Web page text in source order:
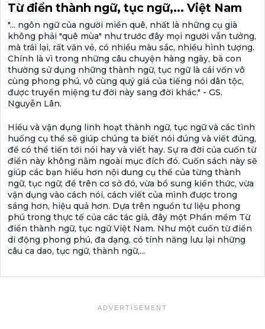
Từ điển thành ngữ, tục ngữ,... Việt Nam
"... ngôn ngữ của người miền quê, nhất là những cụ già
không phải "quê mùa" như trước đây mọi người vẫn tưởng,
mà trái lại, rất văn vẻ, có nhiều màu sắc, nhiều hình tượng.
Chính là vì trong những câu chuyện hàng ngày, bà con
thường sử dụng những thành ngữ, tục ngữ là cái vốn vô
cùng phong phú, vô cùng quý giá của tiếng nói dân tộc,
được truyền miệng tư đời này sang đời khác." - GS.
Nguyễn Lân.
Hiểu và vận dụng linh hoạt thành ngữ, tục ngữ và các tình
huống cụ thể sẽ giúp chúng ta biết nói đúng và viết đúng,
để có thể tiến tới nói hay và viết hay. Sự ra đời của cuốn từ
điển này không nằm ngoài mục đích đó. Cuốn sách này sẽ
giúp các bạn hiểu hơn nội dung cụ thể của từng thành
ngữ, tục ngữ; để trên cơ sở đó, vừa bổ sung kiến thức, vừa
vận dụng vào cách nói, cách viết của mình được trong
sáng hơn, hiệu quả hơn. Dựa trên nguồn tư liệu phong
phú trong thực tế của các tác giả, đây một Phần mềm Từ
điển thành ngữ, tục ngữ Việt Nam. Như một cuốn từ điển
di động phong phú, đa dạng, có tính năng lưu lại những
câu ca dao, tục ngữ, thành ngữ,...